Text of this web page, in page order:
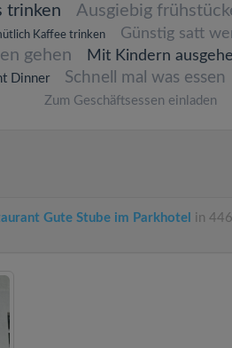
trinken Ausgiebig
Kaffee trinken Günstig satt
gehen
Mit Kindern
Dinner Schnell mal was essen
Zum Geschäftsessen einladen
Gute Stube im Parkhotel in